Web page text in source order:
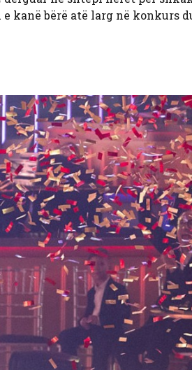
kanë bërë atë larg në konkurs